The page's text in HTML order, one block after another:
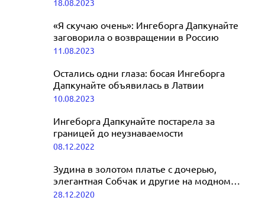
18.08.2023
«Я скучаю очень»: Ингеборга Дапкунайте
заговорила о возвращении в Россию
11.08.2023
Остались одни глаза: босая Ингеборга
Дапкунайте объявилась в Латвии
10.08.2023
Ингеборга Дапкунайте постарела за
границей до неузнаваемости
08.12.2022
Зудина в золотом платье с дочерью,
элегантная Собчак и другие на модном
вечере Bosco
28.12.2020